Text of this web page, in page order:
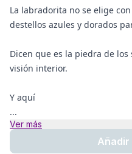
La labradorita no se elige
destellos azules y dorados
Dicen que es la piedra de
visión interior.
Y aquí
...
Ver más